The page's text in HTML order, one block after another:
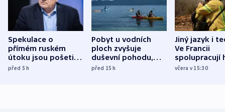
Spekulace o
přímém ruském
útoku jsou pošetilé,
míní estonský
před 5h
Pobyt u vodních
ploch zvyšuje
duševní pohodu,
ukázala
před 15h
Jiný jazyk i
Ve Francii
spolupracují
různých zemí
včera v 15:30